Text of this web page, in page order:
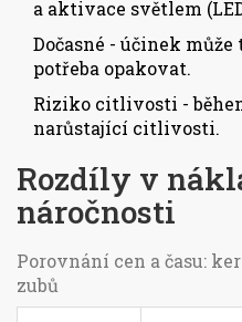
a aktivace světlem
Dočasné - účinek může
potřeba opakovat.
Riziko citlivosti -
narůstající citlivosti.
Rozdíly v
náročnosti
Porovnání cen a času:
zubů